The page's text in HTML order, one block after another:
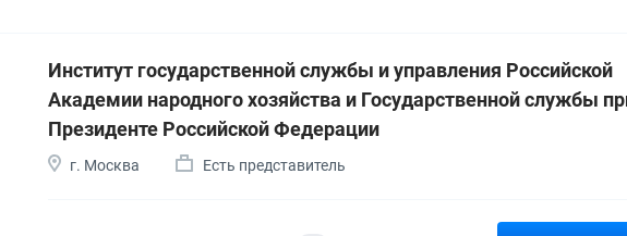
Институт государственной службы и управления Российской
Академии народного хозяйства и Государственной службы
Президенте Российской Федерации
г. Москва Есть представитель